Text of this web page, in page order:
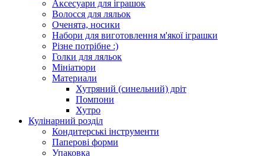
Аксесуари для іграшок
Волосся для ляльок
Оченята, носики
Набори для виготовлення м'якої іграшки
Різне потрібне :)
Голки для ляльок
Мініатюри
Материали
Хутряний (синельний) дріт
Помпони
Хутро
Кулінарний розділ
Кондитерські інструменти
Паперові форми
Упаковка